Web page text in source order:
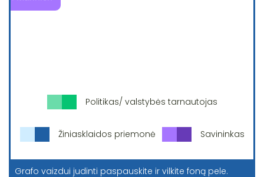
Politikas/ valstybės tarnautojas
Žiniasklaidos priemonė Savininkas
Grafo vaizdui judinti paspauskite ir vilkite foną pele.